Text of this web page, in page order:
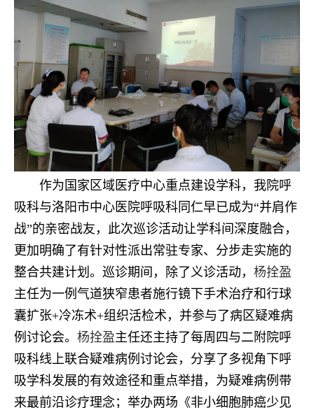
作为国家区域医疗中心重点建设学科，我院呼
吸科与洛阳市中心医院呼吸科同仁早已成为“并肩作
战”的亲密战友，此次巡诊活动让学科间深度融合，
更加明确了有针对性派出常驻专家、分步走实施的
整合共建计划。巡诊期间，除了义诊活动， 杨拴盈
主任为一例气道狭窄患者施行镜下手术治疗和行球
囊扩张+冷冻术+组织活检术，并参与了病区疑难病
例讨论会。 杨拴盈主任还主持了每周四与二附院呼
吸科线上联合疑难病例讨论会，分享了多视角下呼
吸学科发展的有效途径和重点举措，为疑难病例带
来最前沿诊疗理念；举办两场《非小细胞肺癌少见